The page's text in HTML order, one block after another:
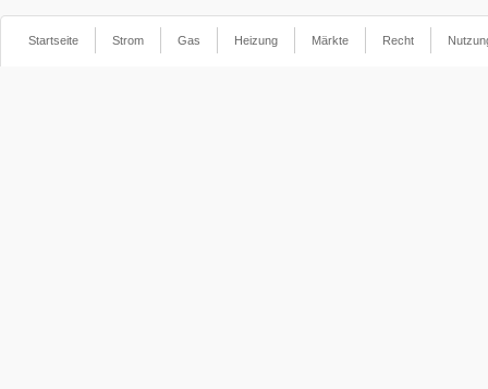
Startseite Strom Gas Heizung Märkte Recht